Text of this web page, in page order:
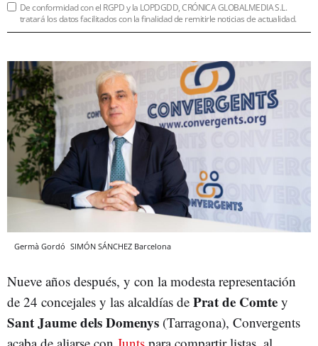
De conformidad con el RGPD y la LOPDGDD, CRÓNICA GLOBALMEDIA S.L.
tratará los datos facilitados con la finalidad de remitirle noticias de actualidad.
Germà Gordó SIMÓN SÁNCHEZ Barcelona
Nueve años después, y con la modesta representación
de 24 concejales y las alcaldías de Prat de Comte y
Sant Jaume dels Domenys (Tarragona), Convergents